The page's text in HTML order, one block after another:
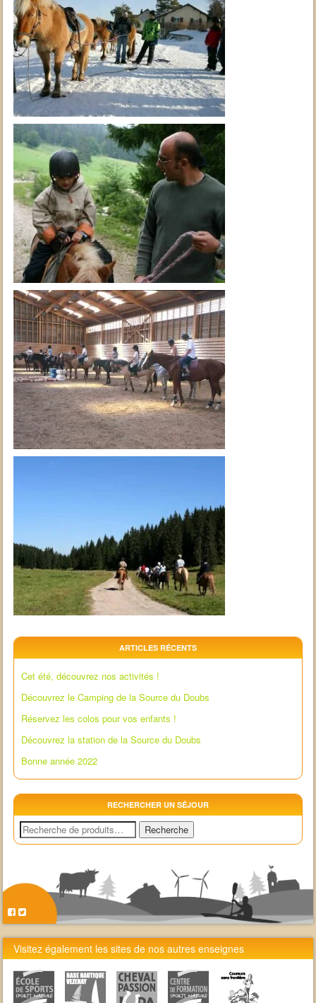
ARTICLES RÉCENTS
Cet été, découvrez nos activités !
Découvrez le Camping de la Source du Doubs
Réservez les colos pour vos enfants !
Découvrez la station de la Source du Doubs
Bonne année 2022
RECHERCHER UN SÉJOUR
Recherche
pour :
Recherche
Visitez également les sites de nos autres enseignes